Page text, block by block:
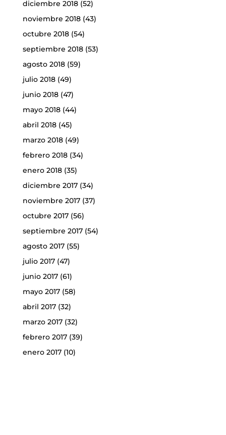
diciembre 2018(52)
noviembre 2018(43)
octubre 2018(54)
septiembre 2018(53)
agosto 2018(59)
julio 2018(49)
junio 2018(47)
mayo 2018(44)
abril 2018(45)
marzo 2018(49)
febrero 2018(34)
enero 2018(35)
diciembre 2017(34)
noviembre 2017(37)
octubre 2017(56)
septiembre 2017(54)
agosto 2017(55)
julio 2017(47)
junio 2017(61)
mayo 2017(58)
abril 2017(32)
marzo 2017(32)
febrero 2017(39)
enero 2017(10)